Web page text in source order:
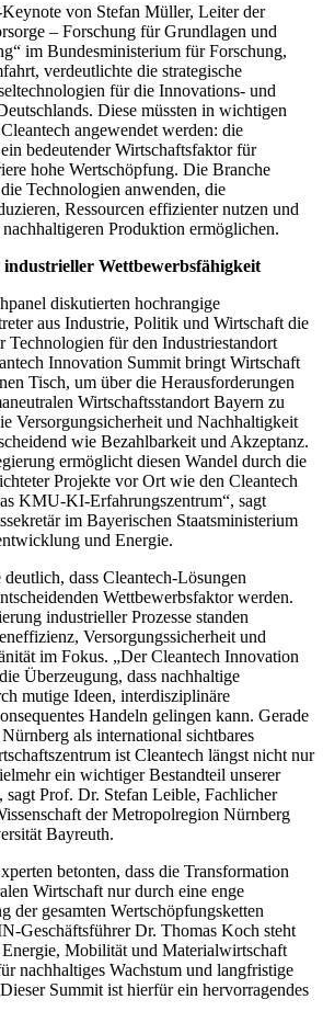
von Stefan Müller, Leiter der
– Forschung für Grundlagen und
im Bundesministerium für Forschung,
verdeutlichte die strategische
für die Innovations- und
Diese müssten in wichtigen
angewendet werden: die
bedeutender Wirtschaftsfaktor für
hohe Wertschöpfung. Die Branche
Technologien anwenden, die
Ressourcen effizienter nutzen und
Produktion ermöglichen.
industrieller Wettbewerbsfähigkeit
diskutierten hochrangige
aus Industrie, Politik und Wirtschaft die
Technologien für den Industriestandort
Innovation Summit bringt Wirtschaft
Tisch, um über die Herausforderungen
Wirtschaftsstandort Bayern zu
Versorgungsicherheit und Nachhaltigkeit
wie Bezahlbarkeit und Akzeptanz.
ermöglicht diesen Wandel durch die
Projekte vor Ort wie den Cleantech
KMU-KI-Erfahrungszentrum“, sagt
im Bayerischen Staatsministerium
und Energie.
dass Cleantech-Lösungen
Wettbewerbsfaktor werden.
industrieller Prozesse standen
Versorgungssicherheit und
im Fokus. „Der Cleantech Innovation
Überzeugung, dass nachhaltige
mutige Ideen, interdisziplinäre
Handeln gelingen kann. Gerade
als international sichtbares
ist Cleantech längst nicht nur
ein wichtiger Bestandteil unserer
sagt Prof. Dr. Stefan Leible, Fachlicher
der Metropolregion Nürnberg
Bayreuth.
betonten, dass die Transformation
Wirtschaft nur durch eine enge
der gesamten Wertschöpfungsketten
Geschäftsführer Dr. Thomas Koch steht
Mobilität und Materialwirtschaft
nachhaltiges Wachstum und langfristige
Summit ist hierfür ein hervorragendes